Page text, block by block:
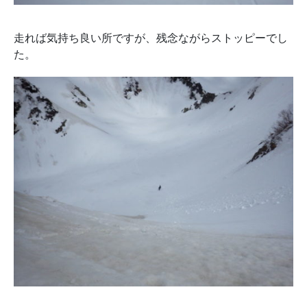
走れば気持ち良い所ですが、残念ながらストッピーでし
た。